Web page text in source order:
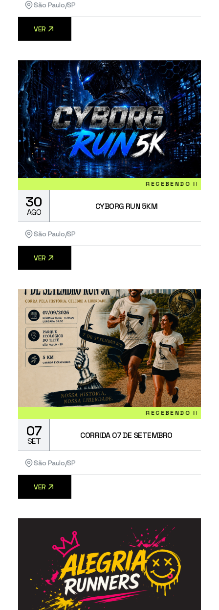
São Paulo/SP
VER
RECEBENDO INSCRIÇÕES
30
AGO
CYBORG RUN 5KM
São Paulo/SP
VER
RECEBENDO INSCRIÇÕES
07
SET
CORRIDA 07 DE SETEMBRO
São Paulo/SP
VER